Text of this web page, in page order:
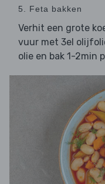
5. Feta bakken
Verhit een grote
vuur met 3el
olie en bak 1-2min